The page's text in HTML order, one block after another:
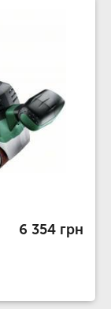
6 354 грн